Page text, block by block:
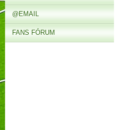
@EMAIL
FANS FÓRUM